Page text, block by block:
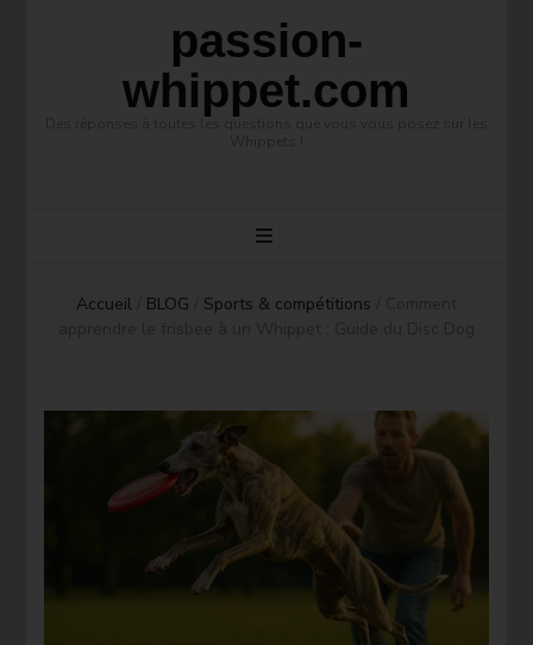
passion-
whippet.com
Accueil BLOG Sports & compétitions